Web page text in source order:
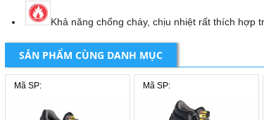
Khả năng chống cháy, chịu nhiệt rất thích
SẢN PHẨM CÙNG DANH MỤC
Mã SP: Mã SP: